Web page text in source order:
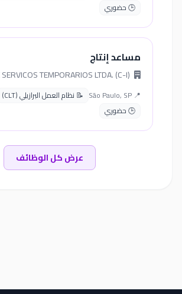
🕒 حضوري
مساعد إنتاج
📍 São Paulo, SP
📝 نظام العمل البرازيلي (CLT)
🕒 حضوري
عرض كل الوظائف